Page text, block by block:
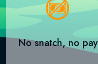
No snatch, no pay